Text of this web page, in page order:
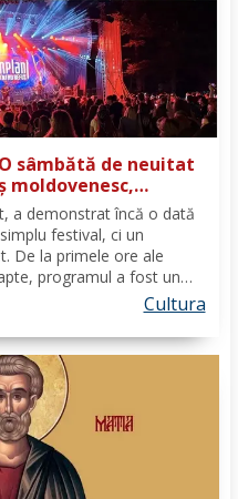
sâmbătă de neuitat
moldovenesc,
a demonstrat încă o dată
festival, ci un
De la primele ore ale
programul a fost un
de emoții, gusturi,Cultura